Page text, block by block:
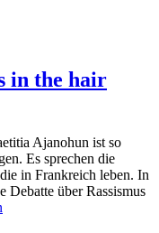
in the hair
Ajanohun ist so
Es sprechen die
in Frankreich leben. In
Debatte über Rassismus